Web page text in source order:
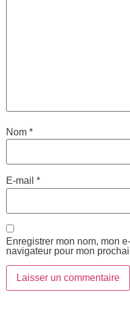
Nom *
E-mail *
Enregistrer mon nom, mon
navigateur pour mon